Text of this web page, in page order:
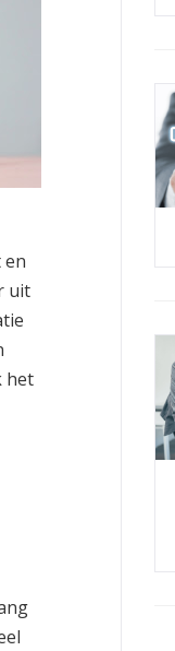
en
uit
het